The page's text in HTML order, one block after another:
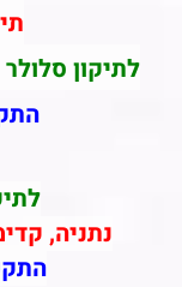
לתיקון
נתניה,